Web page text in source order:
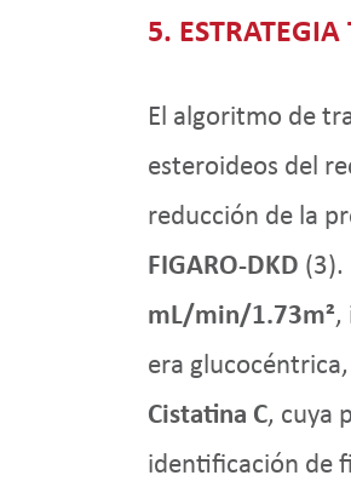
5.
El algoritmo de
esteroideos del
reducción de la
FIGARO-DKD (3).
mL/min/1.73m²,
era
Cistatina C, cuya
identificación de